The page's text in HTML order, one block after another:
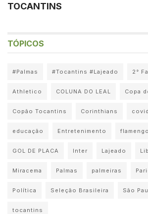
TOCANTINS
TÓPICOS
#Palmas #Tocantins #Lajeado 2°
Athletico COLUNA DO LEAL Copa
Copão Tocantins Corinthians
educação Entretenimento flamengo
GOL DE PLACA Inter Lajeado
Miracema Palmas palmeiras
Política Seleção Brasileira São
tocantins